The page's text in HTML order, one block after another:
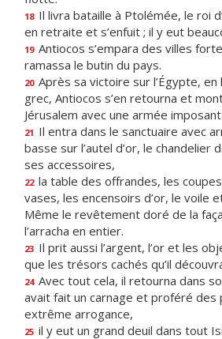
18 Il livra bataille à Ptolémée, le roi
en retraite et s’enfuit ; il y eut
19 Antiocos s’empara des villes
ramassa le butin du pays.
20 Après sa victoire sur l’Égypte, en
grec, Antiocos s’en retourna et
Jérusalem avec une armée
21 Il entra dans le sanctuaire avec
basse sur l’autel d’or, le chandelier
ses accessoires,
22 la table des offrandes, les
vases, les encensoirs d’or, le voile
Même le revêtement doré de la
l’arracha en entier.
23 Il prit aussi l’argent, l’or et les
que les trésors cachés qu’il
24 Avec tout cela, il retourna dans
avait fait un carnage et proféré des
extrême arrogance,
25 il y eut un grand deuil dans tout